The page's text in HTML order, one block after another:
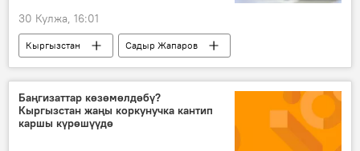
30 Кулжа, 16:01
Кыргызстан
Садыр Жапаров
Чолпон-Ата
аким мэр
Баңгизаттар көзөмөлдөбү?
Кыргызстан жаңы коркунучка кантип
каршы күрөшүүдө